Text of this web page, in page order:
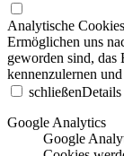
Analytische Cookies
Ermöglichen uns
geworden sind, das
kennenzulernen
schließenDetails
Google Analytics
Google